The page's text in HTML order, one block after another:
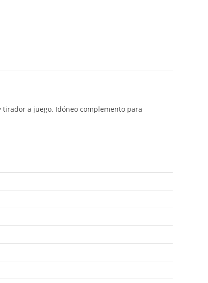
a juego. Idóneo complemento para